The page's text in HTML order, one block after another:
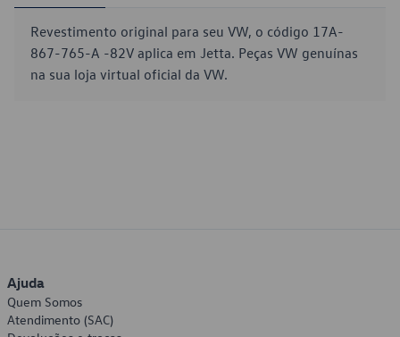
Revestimento original para seu VW, o código 17A-
867-765-A -82V aplica em Jetta. Peças VW genuínas
na sua loja virtual oficial da VW.
Ajuda
Quem Somos
Atendimento (SAC)